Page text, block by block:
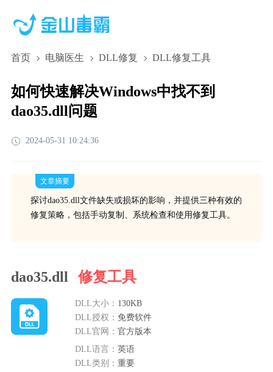
首页 电脑医生 DLL修复 DLL修复工具
如何快速解决Windows中找不到
dao35.dll问题
2024-05-31 10:24:36
文章摘要
探讨dao35.dll文件缺失或损坏的影响，并提供三种有效的
修复策略，包括手动复制、系统检查和使用修复工具。
dao35.dll 修复工具
DLL大小： 130KB
DLL授权： 免费软件
DLL官网： 官方版本
DLL语言： 英语
DLL类别： 重要